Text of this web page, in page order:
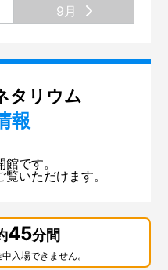
9月
タリウム
報
です。
いただけます。
45分間
入場できません。